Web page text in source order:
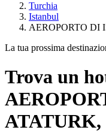
Turchia
Istanbul
AEROPORTO DI
La tua prossima
Trova un